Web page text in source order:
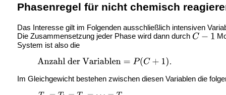
Phasenregel für nicht chemisch
Das Interesse gilt im Folgenden ausschließlich intensiven
Die Zusammensetzung jeder Phase wird dann durch
System ist also die
.
Im Gleichgewicht bestehen zwischen diesen Variablen die